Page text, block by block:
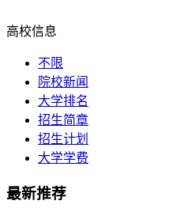
高校信息
不限
院校新闻
大学排名
招生简章
招生计划
大学学费
最新推荐